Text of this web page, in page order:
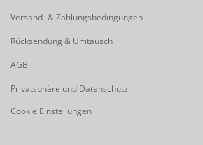
Versand- & Zahlungsbedingungen
Rücksendung & Umtausch
AGB
Privatsphäre und Datenschutz
Cookie Einstellungen